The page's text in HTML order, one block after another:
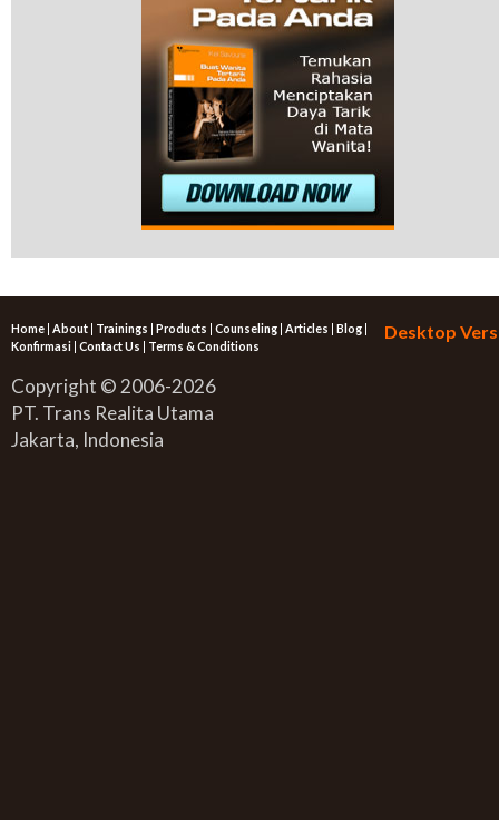
Desktop
Home | About | Trainings | Products | Counseling | Articles | Blog |
Konfirmasi | Contact Us | Terms & Conditions
Copyright © 2006-2026
PT. Trans Realita Utama
Jakarta, Indonesia